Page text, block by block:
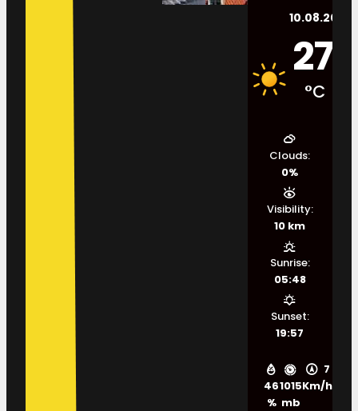
10.08.2026.
27
°C
46
%
1015
mb
7
Km/h
Clouds:
0%
Visibility:
10 km
Sunrise:
05:48
Sunset:
19:57